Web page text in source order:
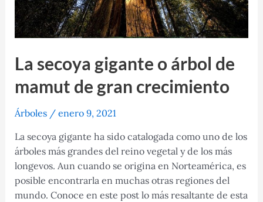
La secoya gigante o árbol de
mamut de gran crecimiento
Árboles/ enero 9, 2021
La secoya gigante ha sido catalogada como uno de los
árboles más grandes del reino vegetal y de los más
longevos. Aun cuando se origina en Norteamérica, es
posible encontrarla en muchas otras regiones del
mundo. Conoce en este post lo más resaltante de esta